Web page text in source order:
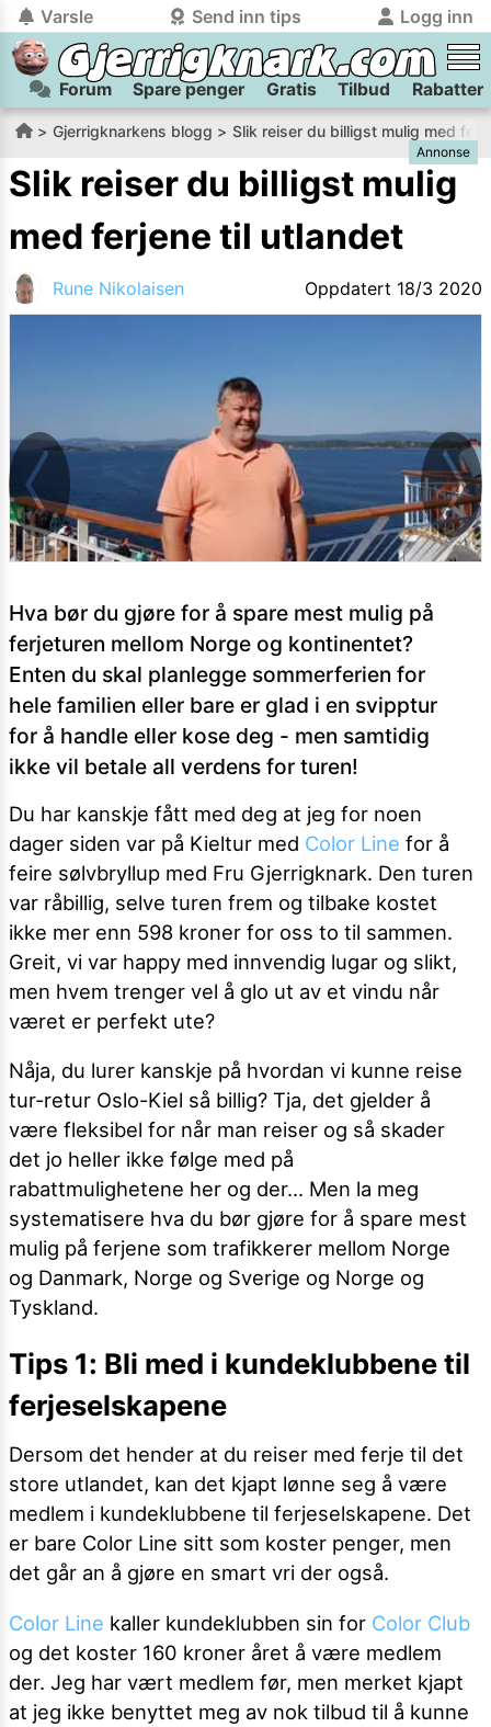
Varsle Send inn tips Logg inn
tilbake
Logg inn på Gjerrigknark.com:
Du kan logge inn / registrere brukertrygt helt gratis på
gjerrigknark.com ved å benytte Vipps-innlogging.
Logg inn med Vipps
tilbake
Send inn tips:
Har du et tips til meg? Jeg premierer de beste tipsene med
flaxlodd!
Kamera
Velg bilde
kontaktdetaljer i neste steg.
Forum Spare penger Gratis Tilbud Rabatter
Gjerrigknarkens blogg Slik reiser du billigst mulig med
Annonse
Slik reiser du billigst mulig
med ferjene til utlandet
Rune Nikolaisen Oppdatert 18/3 2020
Hva bør du gjøre for å spare mest mulig på
ferjeturen mellom Norge og kontinentet?
Enten du skal planlegge sommerferien for
hele familien eller bare er glad i en svipptur
for å handle eller kose deg - men samtidig
ikke vil betale all verdens for turen!
Du har kanskje fått med deg at jeg for noen
dager siden var på Kieltur med Color Line for å
feire sølvbryllup med Fru Gjerrigknark. Den turen
var råbillig, selve turen frem og tilbake kostet
ikke mer enn 598 kroner for oss to til sammen.
Greit, vi var happy med innvendig lugar og slikt,
men hvem trenger vel å glo ut av et vindu når
været er perfekt ute?
Nåja, du lurer kanskje på hvordan vi kunne reise
tur-retur Oslo-Kiel så billig? Tja, det gjelder å
være fleksibel for når man reiser og så skader
det jo heller ikke følge med på
rabattmulighetene her og der… Men la meg
systematisere hva du bør gjøre for å spare mest
mulig på ferjene som trafikkerer mellom Norge
og Danmark, Norge og Sverige og Norge og
Tyskland.
Tips 1: Bli med i kundeklubbene til
ferjeselskapene
Dersom det hender at du reiser med ferje til det
store utlandet, kan det kjapt lønne seg å være
medlem i kundeklubbene til ferjeselskapene. Det
er bare Color Line sitt som koster penger, men
det går an å gjøre en smart vri der også.
Color Line kaller kundeklubben sin for Color Club
og det koster 160 kroner året å være medlem
der. Jeg har vært medlem før, men merket kjapt
at jeg ikke benyttet meg av nok tilbud til å kunne